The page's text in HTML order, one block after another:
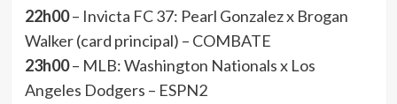
22h00– Invicta FC 37: Pearl Gonzalez x Brogan
Walker (card principal) – COMBATE
23h00– MLB: Washington Nationals x Los
Angeles Dodgers – ESPN2